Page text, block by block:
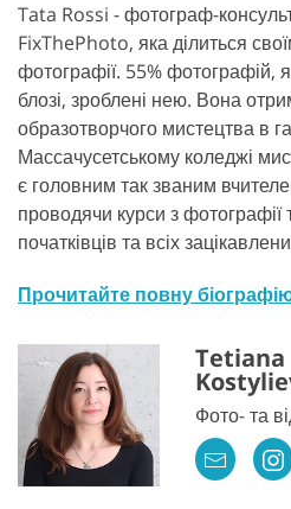
Tata Rossi - фотограф-
FixThePhoto, яка ділиться
фотографії. 55% фотографій,
блозі, зроблені нею. Вона
образотворчого мистецтва в
Массачусетському коледжі
є головним так званим
проводячи курси з
початківців та всіх
Прочитайте повну
Tetiana
Фото- та